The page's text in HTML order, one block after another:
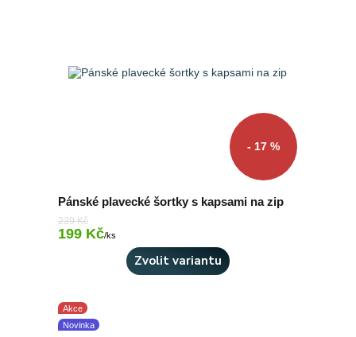
- 17 %
Pánské plavecké šortky s kapsami na zip
239 Kč
199 Kč/ks
Zvolit variantu
Akce
Novinka